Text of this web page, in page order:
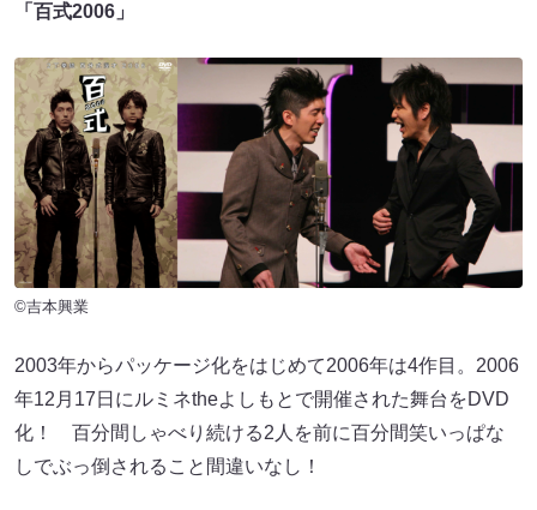
「百式2006」
©吉本興業
2003年からパッケージ化をはじめて2006年は4作目。2006
年12月17日にルミネtheよしもとで開催された舞台をDVD
化！ 百分間しゃべり続ける2人を前に百分間笑いっぱな
しでぶっ倒されること間違いなし！